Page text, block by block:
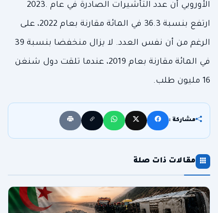
الأوروبي أن عدد التأشيرات الصادرة في عام .2023
ارتفع بنسبة 36.3 في المائة مقارنة بعام 2022، على
الرغم من أن نفس العدد. لا يزال منخفضا بنسبة 39
في المائة مقارنة بعام 2019، عندما تلقت دول شنغن
16 مليون طلب.
مشاركة :
مقالات ذات صلة